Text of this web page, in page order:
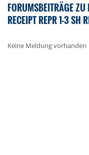
FORUMSBEITRÄGE ZU
RECEIPT REPR 1-3 SH
Keine Meldung vorhanden